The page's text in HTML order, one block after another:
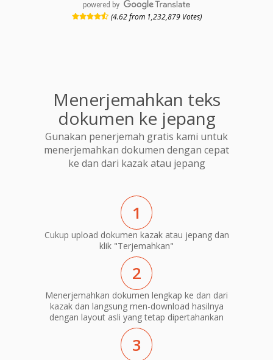
powered by
(4.62 from 1,232,879 Votes)
Menerjemahkan teks
dokumen ke jepang
Gunakan penerjemah gratis kami untuk
menerjemahkan dokumen dengan cepat
ke dan dari kazak atau jepang
1
Cukup upload dokumen kazak atau jepang dan
klik "Terjemahkan"
2
Menerjemahkan dokumen lengkap ke dan dari
kazak dan langsung men-download hasilnya
dengan layout asli yang tetap dipertahankan
3